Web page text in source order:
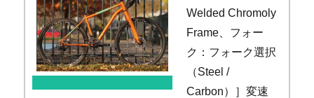
Welded Chromoly
Frame、フォー
ク：フォーク選択
（Steel /
Carbon）］変速